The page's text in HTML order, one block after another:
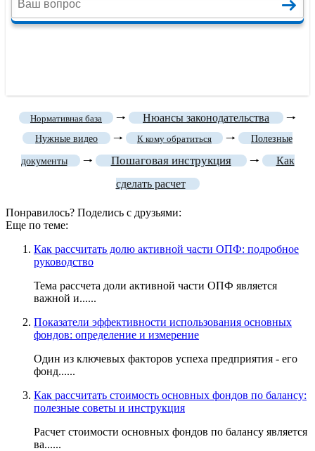
Нормативная база 🠒 Нюансы законодательства 🠒
Нужные видео 🠒 К кому обратиться 🠒 Полезные
документы 🠒 Пошаговая инструкция 🠒
Как
сделать расчет
Понравилось? Поделись с друзьями:
Еще по теме:
Как рассчитать долю активной части ОПФ: подробное
руководство
Тема рассчета доли активной части ОПФ является
важной и......
Показатели эффективности использования основных
фондов: определение и измерение
Один из ключевых факторов успеха предприятия - его
фонд......
Как рассчитать стоимость основных фондов по балансу:
полезные советы и инструкция
Расчет стоимости основных фондов по балансу является
ва......